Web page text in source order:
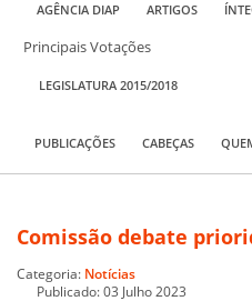
AGÊNCIA DIAP ARTIGOS
Principais Votações
LEGISLATURA 2015/2018
PUBLICAÇÕES CABEÇAS
Comissão debate
Categoria: Notícias
Publicado: 03 Julho 2023